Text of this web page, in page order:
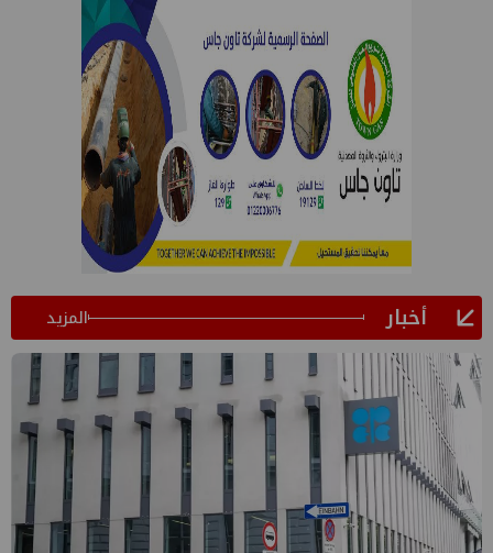
أخبار المزيد